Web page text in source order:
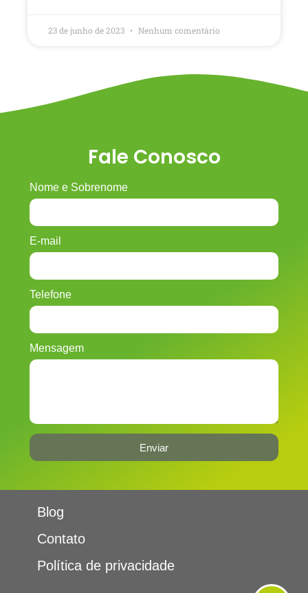
23 de junho de 2023 Nenhum comentário
Fale Conosco
Nome e Sobrenome
E-mail
Telefone
Mensagem
Enviar
Blog
Contato
Política de privacidade